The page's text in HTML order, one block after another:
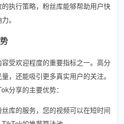
执行策略，粉丝库能够帮助用户快
。
受欢迎程度的重要指标之一。高分
，还能吸引更多真实用户的关注。
分享的主要优势：
丝库的服务，您的视频可以在短时间